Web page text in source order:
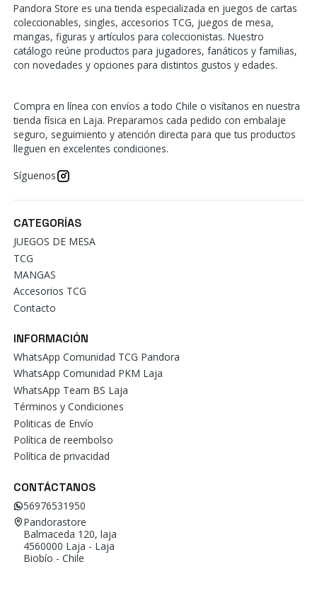
Pandora Store es una tienda especializada en juegos de cartas
coleccionables, singles, accesorios TCG, juegos de mesa,
mangas, figuras y artículos para coleccionistas. Nuestro
catálogo reúne productos para jugadores, fanáticos y familias,
con novedades y opciones para distintos gustos y edades.
Compra en línea con envíos a todo Chile o visítanos en nuestra
tienda física en Laja. Preparamos cada pedido con embalaje
seguro, seguimiento y atención directa para que tus productos
lleguen en excelentes condiciones.
Síguenos
CATEGORÍAS
JUEGOS DE MESA
TCG
MANGAS
Accesorios TCG
Contacto
INFORMACIÓN
WhatsApp Comunidad TCG Pandora
WhatsApp Comunidad PKM Laja
WhatsApp Team BS Laja
Términos y Condiciones
Politicas de Envío
Política de reembolso
Política de privacidad
CONTÁCTANOS
56976531950
Pandorastore
Balmaceda 120, laja
4560000 Laja - Laja
Biobío - Chile